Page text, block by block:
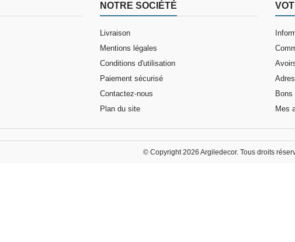
NOTRE SOCIÉTÉ
Livraison
Mentions légales
Conditions d'utilisation
Paiement sécurisé
Contactez-nous
Plan du site
Bons
Mes
© Copyright 2026 Argiledecor. Tous droits